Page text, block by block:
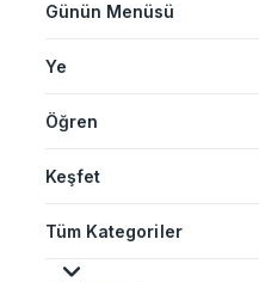
Günün Menüsü
Ye
Öğren
Keşfet
Tüm Kategoriler